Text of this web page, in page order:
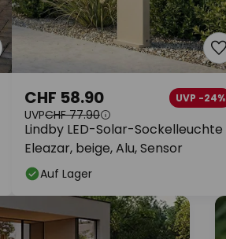
Lindby LED-Solar-Sockelleuchte
Eleazar, beige, Alu, Sensor
CHF 58.90 UVP -24%
UVPCHF 77.90
Auf Lager